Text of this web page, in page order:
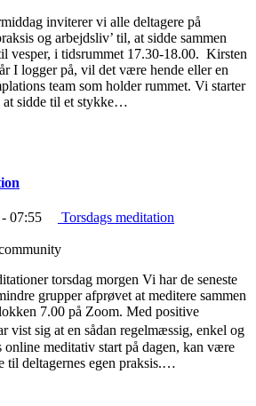
inviterer vi alle deltagere på
og arbejdsliv’ til, at sidde sammen
vesper, i tidsrummet 17.30-18.00. Kirsten
I logger på, vil det være hende eller en
team som holder rummet. Vi starter
at sidde til et stykke…
- 07:55
Torsdags meditation
torsdag morgen Vi har de seneste
grupper afprøvet at meditere sammen
7.00 på Zoom. Med positive
vist sig at en sådan regelmæssig, enkel og
meditativ start på dagen, kan være
til deltagernes egen praksis.…